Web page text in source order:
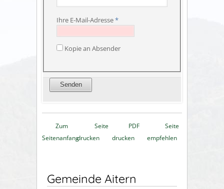
Ihre E-Mail-Adresse*
Kopie an Absender
Zum
Seitenanfang
Seite
drucken
PDF
drucken
Seite
empfehlen
Gemeinde Aitern